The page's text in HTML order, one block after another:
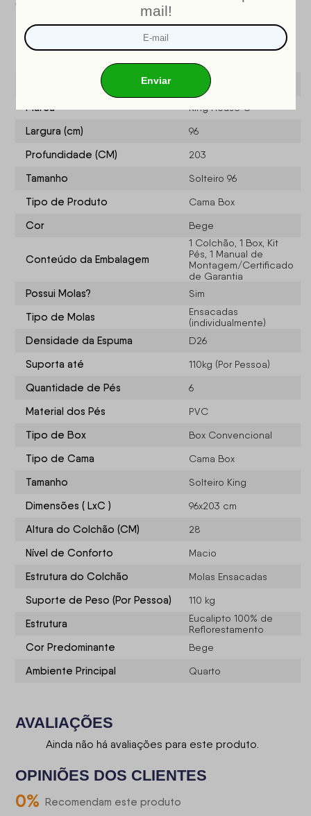
OCP
Especificações do produto
Alford
Marca King House ®
Largura (cm) 96
Profundidade (CM) 203
Tamanho Solteiro 96
Tipo de Produto Cama Box
Cor Bege
Conteúdo da Embalagem
1 Colchão, 1 Box, Kit
Pés, 1 Manual de
Montagem/Certificado
de Garantia
Possui Molas? Sim
Tipo de Molas
Ensacadas
(individualmente)
Densidade da Espuma D26
Suporta até 110kg (Por Pessoa)
Quantidade de Pés 6
Material dos Pés PVC
Tipo de Box Box Convencional
Tipo de Cama Cama Box
Tamanho Solteiro King
Dimensões ( LxC ) 96x203 cm
Altura do Colchão (CM) 28
Nível de Conforto Macio
Estrutura do Colchão Molas Ensacadas
Suporte de Peso (Por Pessoa) 110 kg
Estrutura
Eucalipto 100% de
Reflorestamento
Cor Predominante Bege
Ambiente Principal Quarto
AVALIAÇÕES
Ainda não há avaliações para este produto.
OPINIÕES DOS CLIENTES
0% Recomendam este produto